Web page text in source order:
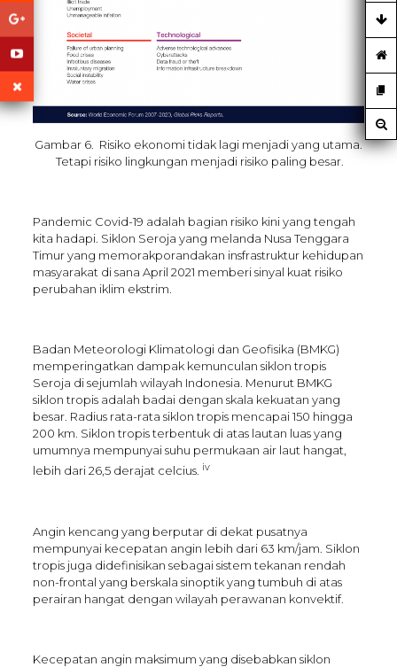
Gambar 6. Risiko ekonomi tidak lagi menjadi yang utama.
Tetapi risiko lingkungan menjadi risiko paling besar.
Pandemic Covid-19 adalah bagian risiko kini yang tengah
kita hadapi. Siklon Seroja yang melanda Nusa Tenggara
Timur yang memorakporandakan insfrastruktur kehidupan
masyarakat di sana April 2021 memberi sinyal kuat risiko
perubahan iklim ekstrim.
Badan Meteorologi Klimatologi dan Geofisika (BMKG)
memperingatkan dampak kemunculan siklon tropis
Seroja di sejumlah wilayah Indonesia. Menurut BMKG
siklon tropis adalah badai dengan skala kekuatan yang
besar. Radius rata-rata siklon tropis mencapai 150 hingga
200 km. Siklon tropis terbentuk di atas lautan luas yang
umumnya mempunyai suhu permukaan air laut hangat,
lebih dari 26,5 derajat celcius. iv
Angin kencang yang berputar di dekat pusatnya
mempunyai kecepatan angin lebih dari 63 km/jam. Siklon
tropis juga didefinisikan sebagai sistem tekanan rendah
non-frontal yang berskala sinoptik yang tumbuh di atas
perairan hangat dengan wilayah perawanan konvektif.
Kecepatan angin maksimum yang disebabkan siklon